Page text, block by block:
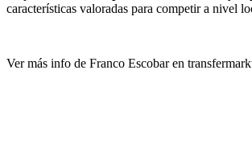
características valoradas para competir a nivel
Ver más info de Franco Escobar en